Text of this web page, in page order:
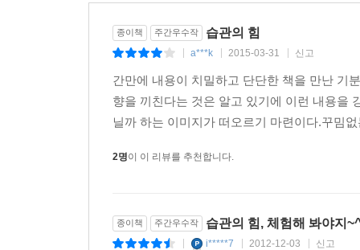
종이책 주간우수작 습관의 힘
a***k 2015-03-31 신고
간만에 내용이 치밀하고 단단한 책을 만난 기
향을 끼친다는 것은 알고 있기에 이런 내용을
닐까 하는 이미지가 떠오르기 마련이다.꾸밈
2명이 이 리뷰를 추천합니다.
종이책 주간우수작 습관의 힘, 체험해 봐야지
i*****7 2012-12-03 신고